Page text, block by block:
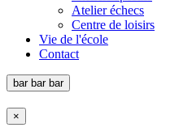
Atelier échecs
Centre de loisirs
Vie de l'école
Contact
bar bar bar
×